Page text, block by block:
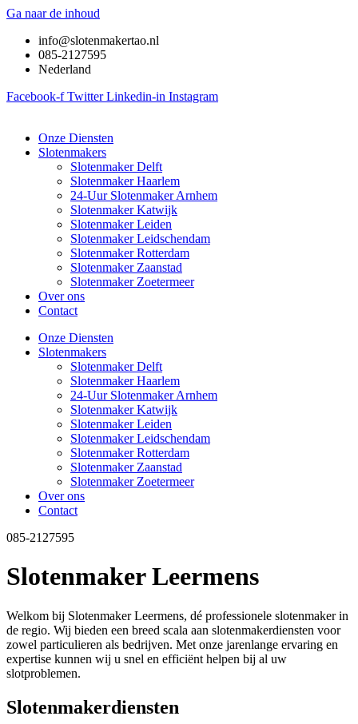
Ga naar de inhoud
info@slotenmakertao.nl
085-2127595
Nederland
Facebook-f Twitter Linkedin-in Instagram
Onze Diensten
Slotenmakers
Slotenmaker Delft
Slotenmaker Haarlem
24-Uur Slotenmaker Arnhem
Slotenmaker Katwijk
Slotenmaker Leiden
Slotenmaker Leidschendam
Slotenmaker Rotterdam
Slotenmaker Zaanstad
Slotenmaker Zoetermeer
Over ons
Contact
Onze Diensten
Slotenmakers
Slotenmaker Delft
Slotenmaker Haarlem
24-Uur Slotenmaker Arnhem
Slotenmaker Katwijk
Slotenmaker Leiden
Slotenmaker Leidschendam
Slotenmaker Rotterdam
Slotenmaker Zaanstad
Slotenmaker Zoetermeer
Over ons
Contact
085-2127595
Slotenmaker Leermens
Welkom bij Slotenmaker Leermens, dé professionele slotenmaker in
de regio. Wij bieden een breed scala aan slotenmakerdiensten voor
zowel particulieren als bedrijven. Met onze jarenlange ervaring en
expertise kunnen wij u snel en efficiënt helpen bij al uw
slotproblemen.
Slotenmakerdiensten